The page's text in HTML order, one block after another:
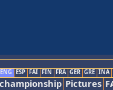
ENG ESP FAI FIN FRA GER GRE INA
Pictures